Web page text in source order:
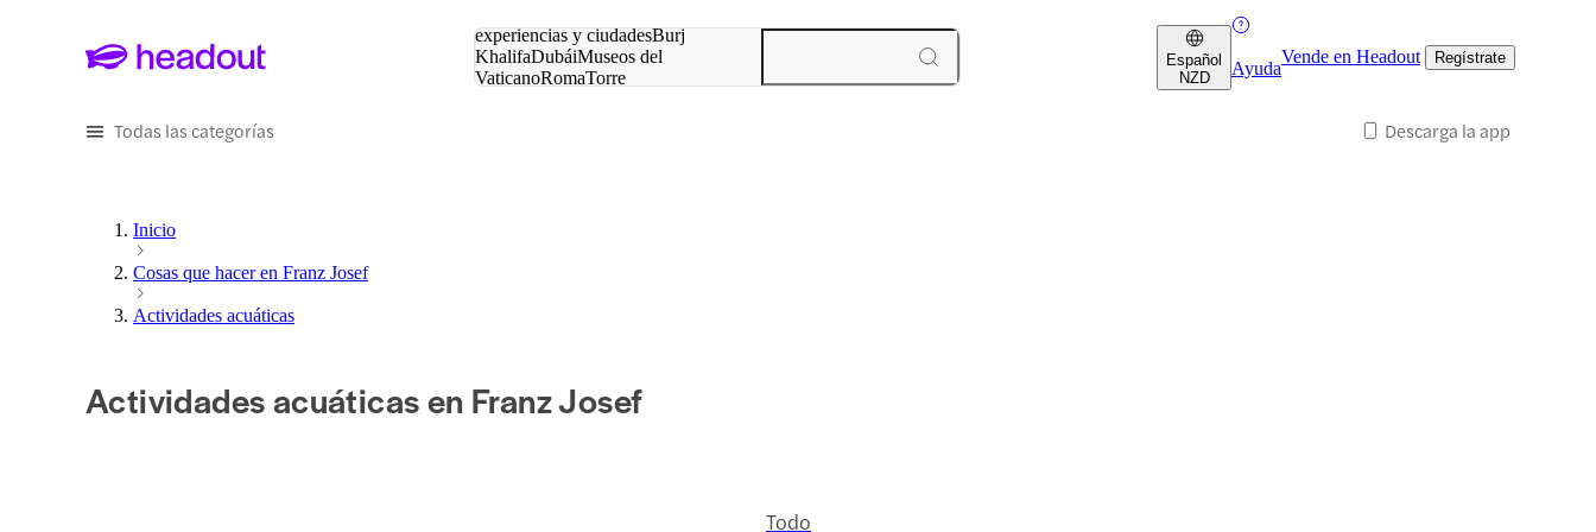
experiencias y ciudadesBurj
KhalifaDubáiMuseos del
VaticanoRomaTorre
Español
NZD
Ayuda
Vende en Headout Regístrate
Todas las categorías Descarga la app
Inicio
Cosas que hacer en Franz Josef
Actividades acuáticas
Actividades acuáticas en Franz Josef
Todo